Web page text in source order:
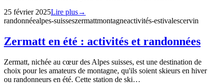
25 février 2025Lire plus→
randonnéealpes-suisseszermattmontagneactivités-estivalescervin
Zermatt en été : activités et randonnées
Zermatt, nichée au cœur des Alpes suisses, est une destination de
choix pour les amateurs de montagne, qu'ils soient skieurs en hiver
ou randonneurs en été. Cette station de ski…